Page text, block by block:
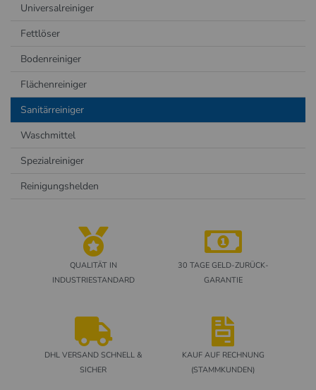
Universalreiniger
Fettlöser
Bodenreiniger
Flächenreiniger
Sanitärreiniger
Waschmittel
Spezialreiniger
Reinigungshelden
QUALITÄT IN
INDUSTRIESTANDARD
30 TAGE GELD-ZURÜCK-
GARANTIE
DHL VERSAND SCHNELL &
SICHER
KAUF AUF RECHNUNG
(STAMMKUNDEN)